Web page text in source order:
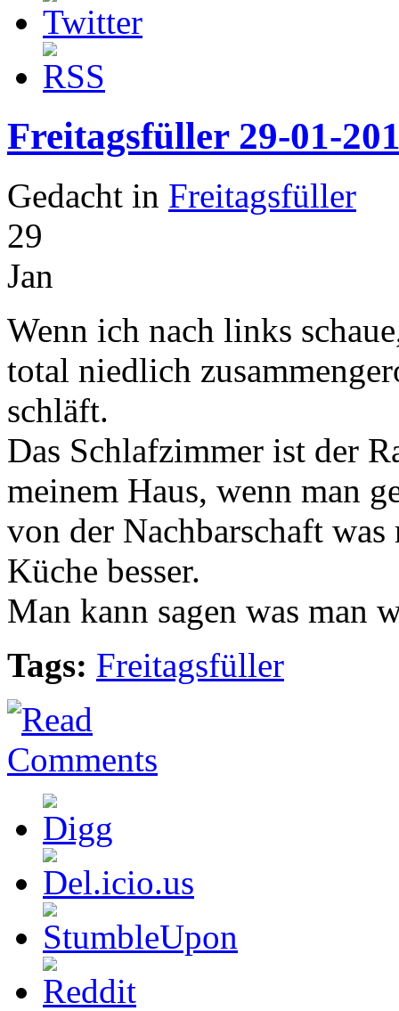
Freitagsfüller 29-01-
Gedacht in Freitagsfüller
29
Jan
Wenn ich nach links
total niedlich
schläft.
Das Schlafzimmer ist der
meinem Haus, wenn man
von der Nachbarschaft
Küche besser.
Man kann sagen was man
Tags: Freitagsfüller